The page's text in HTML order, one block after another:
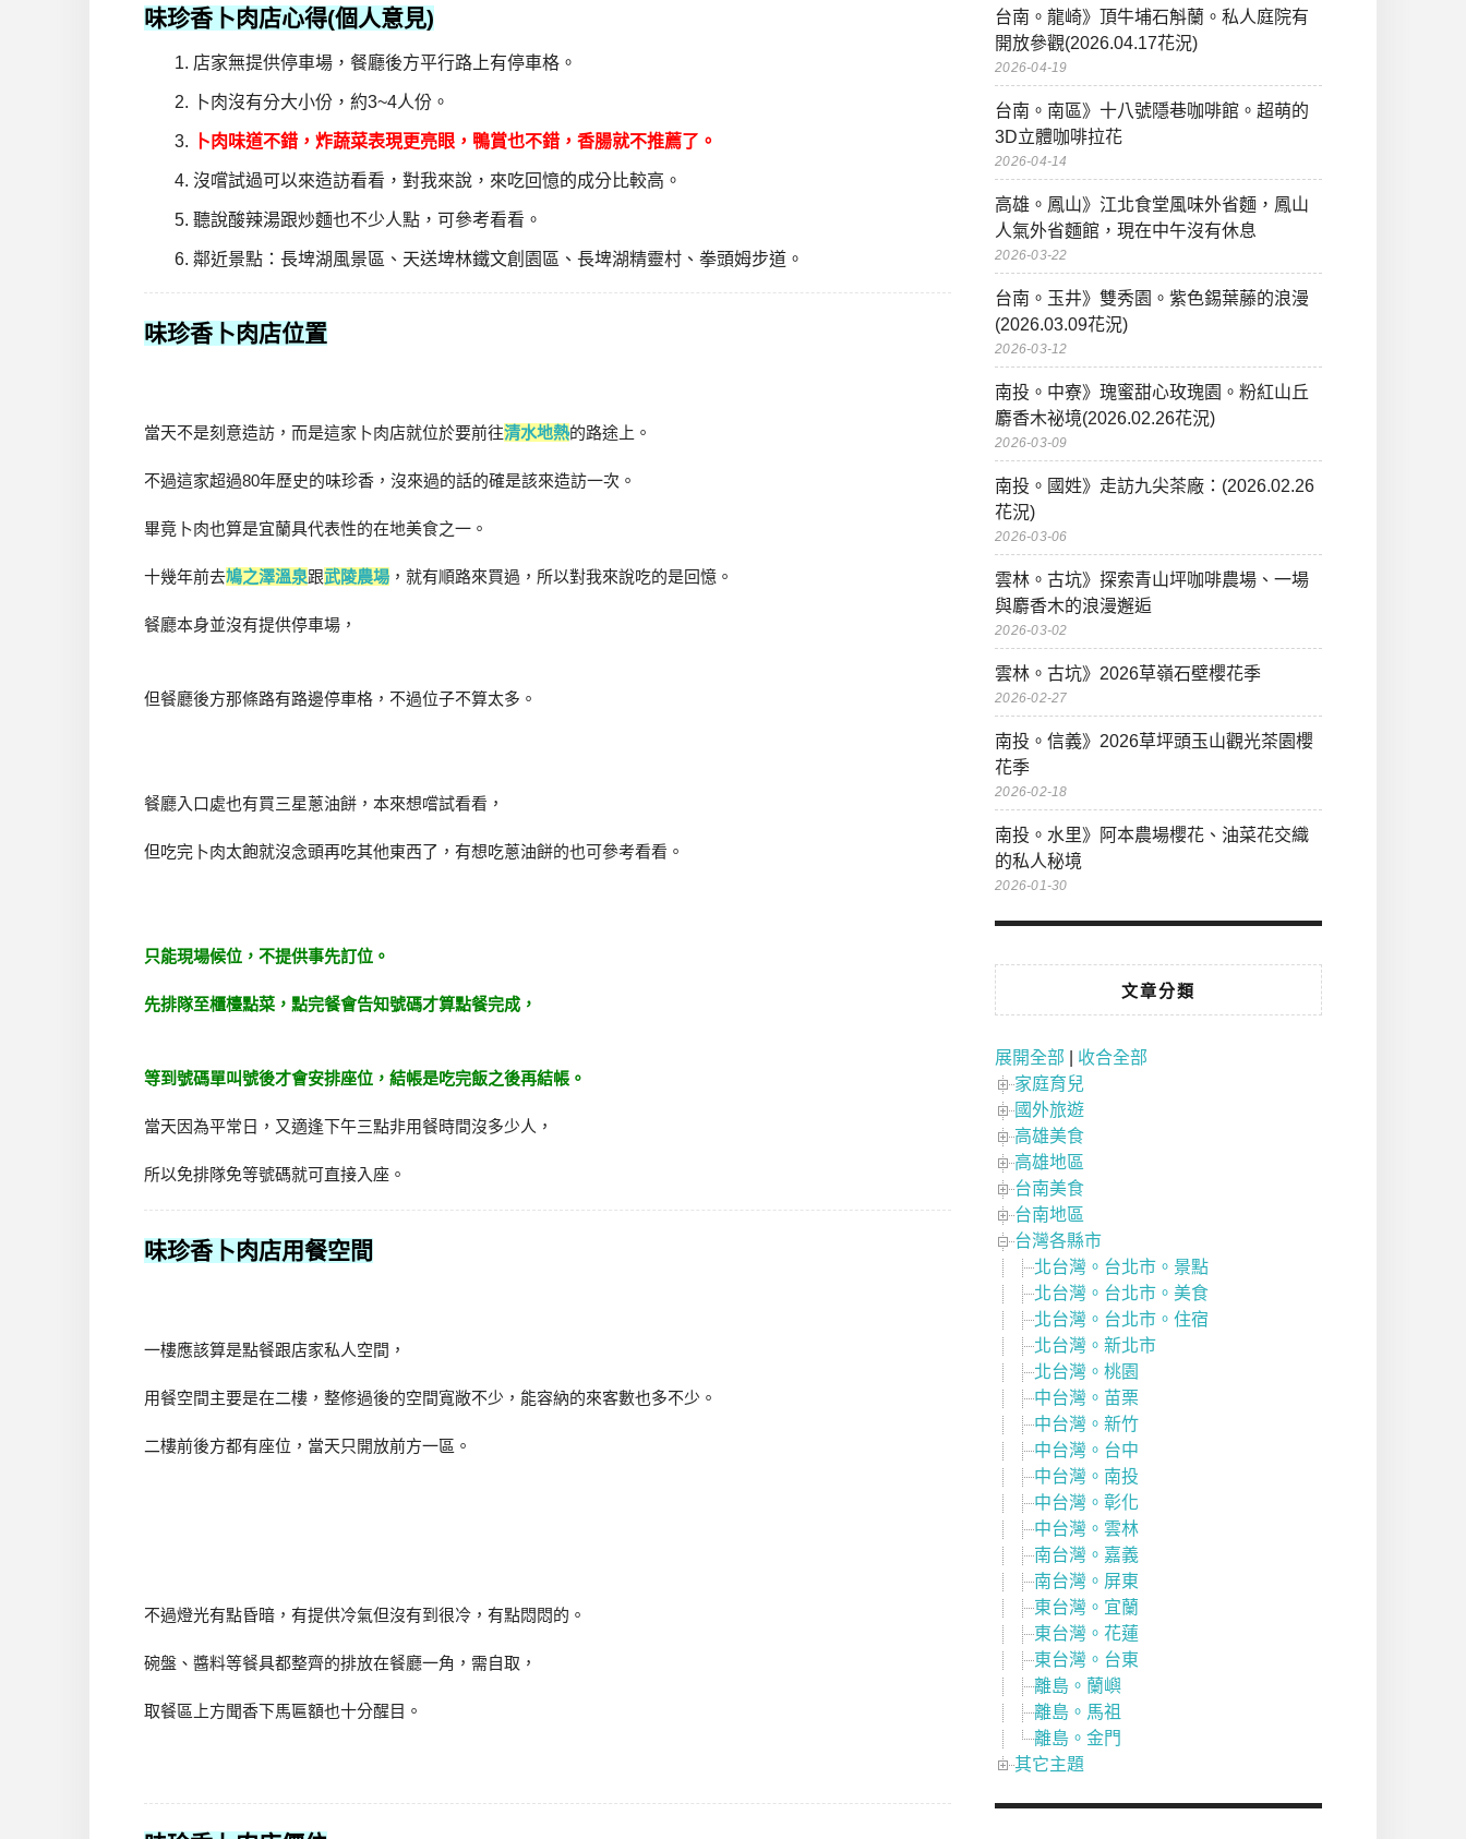
味珍香卜肉店心得(個人意見)
店家無提供停車場，餐廳後方平行路上有停車格。
卜肉沒有分大小份，約3~4人份。
卜肉味道不錯，炸蔬菜表現更亮眼，鴨賞也不錯，香腸就不推薦了。
沒嚐試過可以來造訪看看，對我來說，來吃回憶的成分比較高。
聽說酸辣湯跟炒麵也不少人點，可參考看看。
鄰近景點：長埤湖風景區、天送埤林鐵文創園區、長埤湖精靈村、拳頭姆步道。
味珍香卜肉店位置
當天不是刻意造訪，而是這家卜肉店就位於要前往清水地熱的路途上。
不過這家超過80年歷史的味珍香，沒來過的話的確是該來造訪一次。
畢竟卜肉也算是宜蘭具代表性的在地美食之一。
十幾年前去鳩之澤溫泉跟武陵農場 ，就有順路來買過，所以對我來說吃的是回憶。
餐廳本身並沒有提供停車場，
但餐廳後方那條路有路邊停車格，不過位子不算太多。
餐廳入口處也有買三星蔥油餅，本來想嚐試看看，
但吃完卜肉太飽就沒念頭再吃其他東西了，有想吃蔥油餅的也可參考看看。
只能現場候位，不提供事先訂位。
先排隊至櫃檯點菜，點完餐會告知號碼才算點餐完成，
等到號碼單叫號後才會安排座位，結帳是吃完飯之後再結帳。
當天因為平常日，又適逢下午三點非用餐時間沒多少人，
所以免排隊免等號碼就可直接入座。
味珍香卜肉店用餐空間
一樓應該算是點餐跟店家私人空間，
用餐空間主要是在二樓，整修過後的空間寬敞不少，能容納的來客數也多不少。
二樓前後方都有座位，當天只開放前方一區。
不過燈光有點昏暗，有提供冷氣但沒有到很冷，有點悶悶的。
碗盤、醬料等餐具都整齊的排放在餐廳一角，需自取，
取餐區上方聞香下馬匾額也十分醒目。
台南。龍崎》頂牛埔石斛蘭。私人庭院有
開放參觀(2026.04.17花況)
2026-04-19
台南。南區》十八號隱巷咖啡館。超萌的
3D立體咖啡拉花
2026-04-14
高雄。鳳山》江北食堂風味外省麵，鳳山
人氣外省麵館，現在中午沒有休息
2026-03-22
台南。玉井》雙秀園。紫色錫葉藤的浪漫
(2026.03.09花況)
2026-03-12
南投。中寮》瑰蜜甜心玫瑰園。粉紅山丘
麝香木祕境(2026.02.26花況)
2026-03-09
南投。國姓》走訪九尖茶廠：(2026.02.26
花況)
2026-03-06
雲林。古坑》探索青山坪咖啡農場、一場
與麝香木的浪漫邂逅
2026-03-02
雲林。古坑》2026草嶺石壁櫻花季
2026-02-27
南投。信義》2026草坪頭玉山觀光茶園櫻
花季
2026-02-18
南投。水里》阿本農場櫻花、油菜花交織
的私人秘境
2026-01-30
文章分類
展開全部
收合全部
家庭育兒
國外旅遊
高雄美食
高雄地區
台南美食
台南地區
台灣各縣市
北台灣。台北市。景點
北台灣。台北市。美食
北台灣。台北市。住宿
北台灣。新北市
北台灣。桃園
中台灣。苗栗
中台灣。新竹
中台灣。台中
中台灣。南投
中台灣。彰化
中台灣。雲林
南台灣。嘉義
南台灣。屏東
東台灣。宜蘭
東台灣。花蓮
東台灣。台東
離島。蘭嶼
離島。馬祖
離島。金門
其它主題